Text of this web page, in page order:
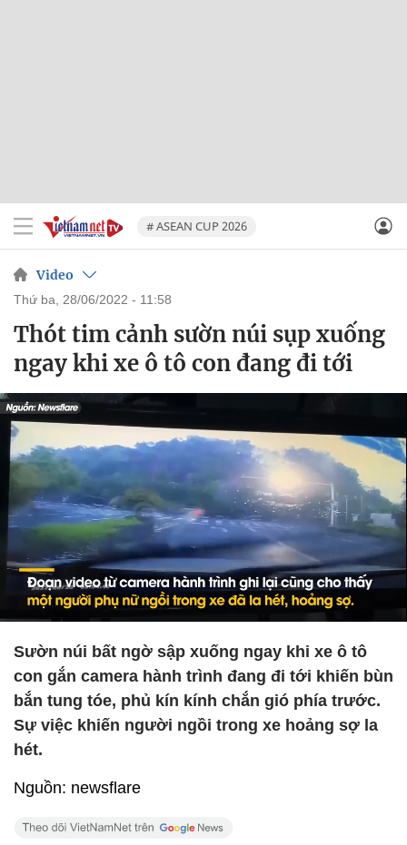
# ASEAN CUP 2026
Video
thứ ba, 28/06/2022 - 11:58
Thót tim cảnh sườn núi sụp xuống
ngay khi xe ô tô con đang đi tới
Sườn núi bất ngờ sập xuống ngay khi xe ô tô
con gắn camera hành trình đang đi tới khiến bùn
bắn tung tóe, phủ kín kính chắn gió phía trước.
Sự việc khiến người ngồi trong xe hoảng sợ la
hét.
Nguồn: newsflare